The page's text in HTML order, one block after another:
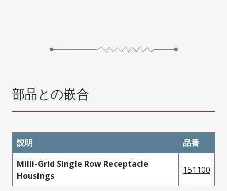
部品との嵌合
説明
品番
Milli-Grid Single Row Receptacle
Housings
151100